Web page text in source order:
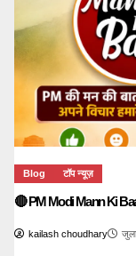
Blog टॉप न्यूज़
🔴 PM Modi Mann Ki Baat
kailash choudhary